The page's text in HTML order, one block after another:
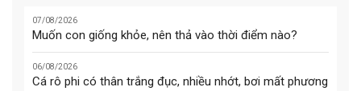
07/08/2026
Muốn con giống khỏe, nên thả vào thời điểm nào?
06/08/2026
Cá rô phi có thân trắng đục, nhiều nhớt, bơi mất phương